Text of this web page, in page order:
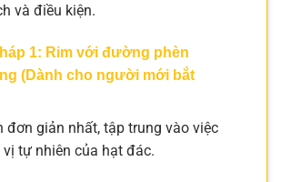
và điều kiện.
1: Rim với đường phèn
(Dành cho người mới bắt
đơn giản nhất, tập trung vào việc
tự nhiên của hạt đác.